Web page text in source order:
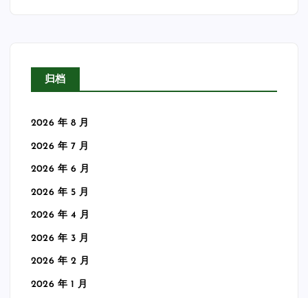
归档
2026 年 8 月
2026 年 7 月
2026 年 6 月
2026 年 5 月
2026 年 4 月
2026 年 3 月
2026 年 2 月
2026 年 1 月